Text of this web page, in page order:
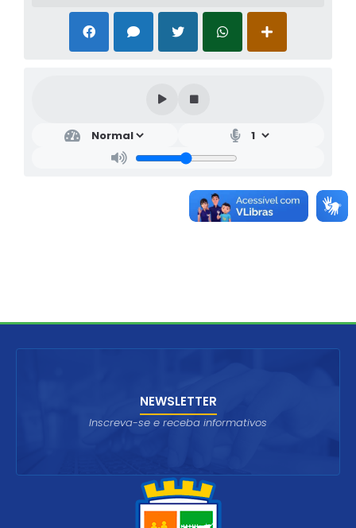
NEWSLETTER
Inscreva-se e receba informativos